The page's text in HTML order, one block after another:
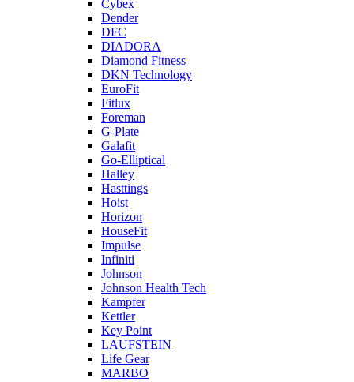
Cybex
Dender
DFC
DIADORA
Diamond Fitness
DKN Technology
EuroFit
Fitlux
Foreman
G-Plate
Galafit
Go-Elliptical
Halley
Hasttings
Hoist
Horizon
HouseFit
Impulse
Infiniti
Johnson
Johnson Health Tech
Kampfer
Kettler
Key Point
LAUFSTEIN
Life Gear
MARBO